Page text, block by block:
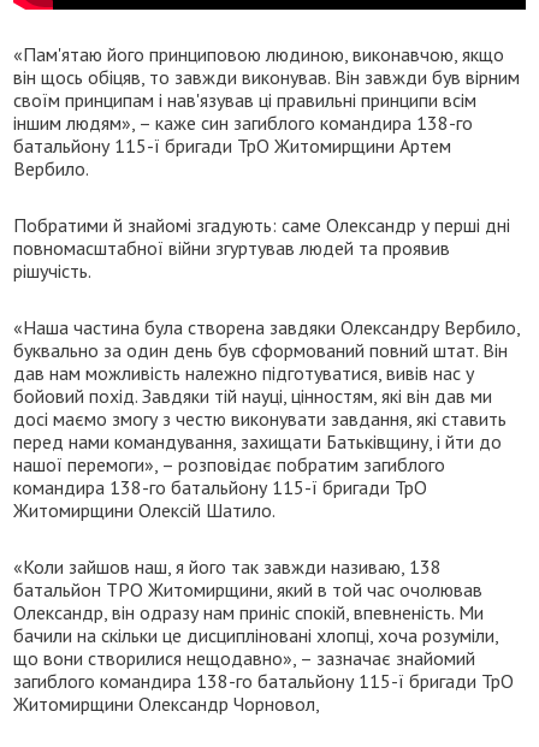
«Пам'ятаю його принциповою людиною, виконавчою, якщо
він щось обіцяв, то завжди виконував. Він завжди був вірним
своїм принципам і нав'язував ці правильні принципи всім
іншим людям», – каже син загиблого командира 138-го
батальйону 115-ї бригади ТрО Житомирщини Артем
Вербило.
Побратими й знайомі згадують: саме Олександр у перші дні
повномасштабної війни згуртував людей та проявив
рішучість.
«Наша частина була створена завдяки Олександру Вербило,
буквально за один день був сформований повний штат. Він
дав нам можливість належно підготуватися, вивів нас у
бойовий похід. Завдяки тій науці, цінностям, які він дав ми
досі маємо змогу з честю виконувати завдання, які ставить
перед нами командування, захищати Батьківщину, і йти до
нашої перемоги», – розповідає побратим загиблого
командира 138-го батальйону 115-ї бригади ТрО
Житомирщини Олексій Шатило.
«Коли зайшов наш, я його так завжди називаю, 138
батальйон ТРО Житомирщини, який в той час очолював
Олександр, він одразу нам приніс спокій, впевненість. Ми
бачили на скільки це дисципліновані хлопці, хоча розуміли,
що вони створилися нещодавно», – зазначає знайомий
загиблого командира 138-го батальйону 115-ї бригади ТрО
Житомирщини Олександр Чорновол,